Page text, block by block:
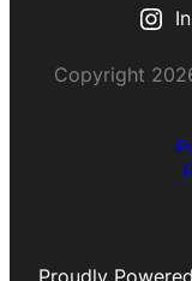
Copyright